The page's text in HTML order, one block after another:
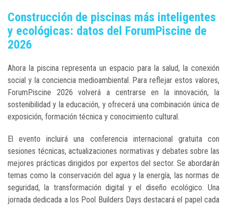
Construcción de piscinas más inteligentes
y ecológicas: datos del ForumPiscine de
2026
Ahora la piscina representa un espacio para la salud, la conexión
social y la conciencia medioambiental. Para reflejar estos valores,
ForumPiscine 2026 volverá a centrarse en la innovación, la
sostenibilidad y la educación, y ofrecerá una combinación única de
exposición, formación técnica y conocimiento cultural.
El evento incluirá una conferencia internacional gratuita con
sesiones técnicas, actualizaciones normativas y debates sobre las
mejores prácticas dirigidos por expertos del sector. Se abordarán
temas como la conservación del agua y la energía, las normas de
seguridad, la transformación digital y el diseño ecológico. Una
jornada dedicada a los Pool Builders Days destacará el papel cada